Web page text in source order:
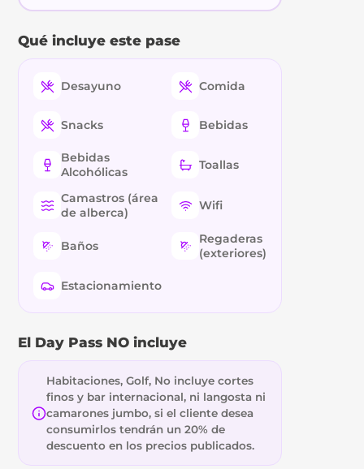
Qué incluye este pase
Desayuno Comida
Snacks Bebidas
Bebidas
Alcohólicas
Toallas
Camastros (área
de alberca)
Wifi
Baños
Regaderas
(exteriores)
Estacionamiento
El Day Pass NO incluye
Habitaciones, Golf, No incluye cortes
finos y bar internacional, ni langosta ni
camarones jumbo, si el cliente desea
consumirlos tendrán un 20% de
descuento en los precios publicados.